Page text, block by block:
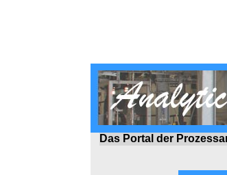
Das Portal der